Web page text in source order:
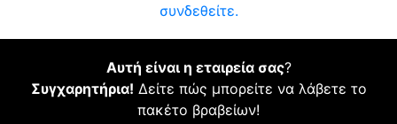
συνδεθείτε.
Αυτή είναι η εταιρεία σας?
Συγχαρητήρια! Δείτε πώς μπορείτε να λάβετε το
πακέτο βραβείων!